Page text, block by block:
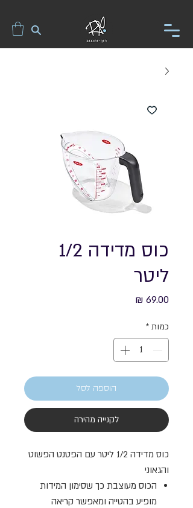
כוס מדידה 1/2
ליטר
כמות *
הוספה לסל
לקנייה מהירה
כוס מדידה 1/2 ליטר עם הפטנט הפשוט
והגאוני
הכוס מעוצבת כך שסימון המידות
מופיע בהטייה ומאפשר קריאה